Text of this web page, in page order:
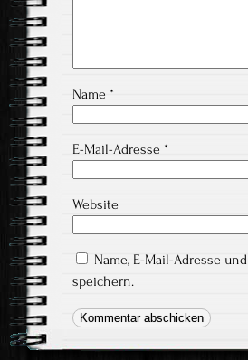
Name *
E-Mail-Adresse *
Website
Name, E-Mail-Adresse
speichern.